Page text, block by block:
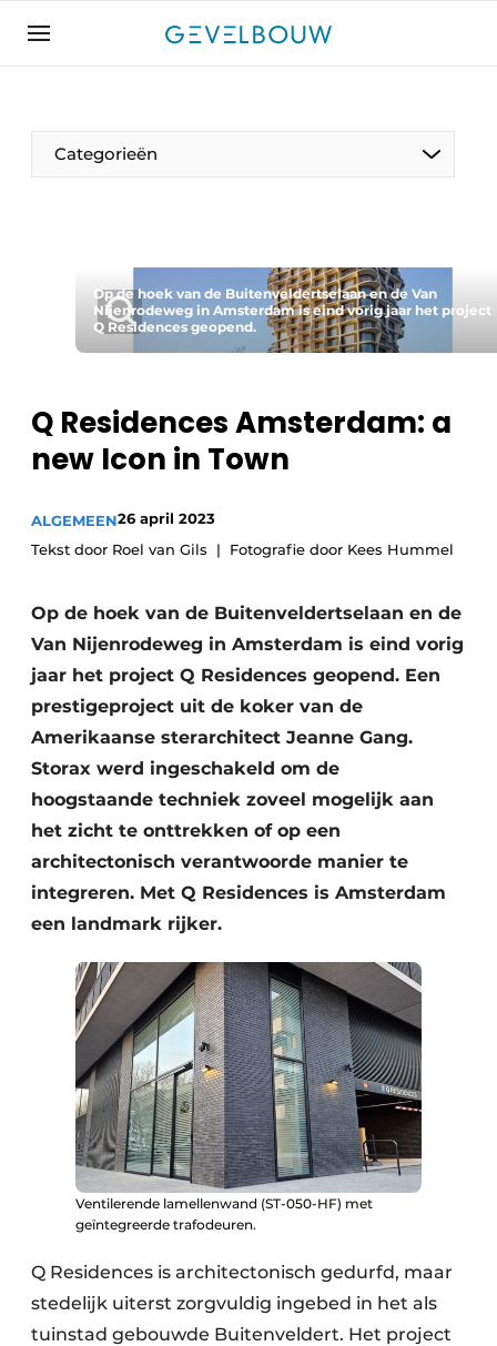
Aanmelden
Bedrijven
Contact
Evenement aanmelden
Gevelbouw | Het magazine over gevels, glas &
daken
Meest gelezen
Nieuwsbrief
Podcasts
Privacy / Cookie statement
Vacatures
Video’s
Categorieën
Op de hoek van de Buitenveldertselaan en de Van
Nijenrodeweg in Amsterdam is eind vorig jaar het project
Q Residences geopend.
Q Residences Amsterdam: a
new Icon in Town
ALGEMEEN26 april 2023
Tekst door Roel van Gils
Fotografie door Kees Hummel
Op de hoek van de Buitenveldertselaan en de
Van Nijenrodeweg in Amsterdam is eind vorig
jaar het project Q Residences geopend. Een
prestigeproject uit de koker van de
Amerikaanse sterarchitect Jeanne Gang.
Storax werd ingeschakeld om de
hoogstaande techniek zoveel mogelijk aan
het zicht te onttrekken of op een
architectonisch verantwoorde manier te
integreren. Met Q Residences is Amsterdam
een landmark rijker.
Ventilerende lamellenwand (ST-050-HF) met
geïntegreerde trafodeuren.
Q Residences is architectonisch gedurfd, maar
stedelijk uiterst zorgvuldig ingebed in het als
tuinstad gebouwde Buitenveldert. Het project